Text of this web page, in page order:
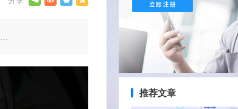
…
推荐文章